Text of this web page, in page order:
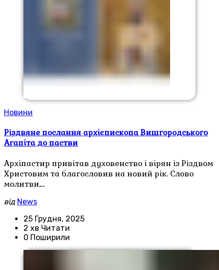
Новини
Різдвяне послання архієпископа Вишгородського
Агапіта до пастви
Архіпастир привітав духовенство і вірян із Різдвом
Христовим та благословив на новий рік. Слово
молитви,…
від News
25 Грудня, 2025
2 хв Читати
0 Поширили